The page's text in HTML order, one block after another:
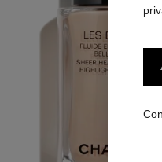
- Vista por defecto
- Vista alternativa 1
- Vista de la textura